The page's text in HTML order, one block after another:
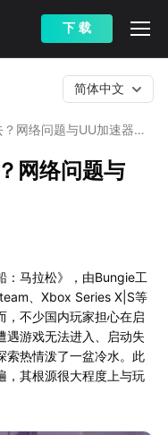
下 载
网络问题与UU加速器解
简体中文
网络问题与
：马拉松》，由Bungie工
、Xbox Series X|S等
，不少国内玩家担心在启
遇游戏无法进入、启动失
索热情泼了一盆冷水。此
，其根源很大程度上与玩